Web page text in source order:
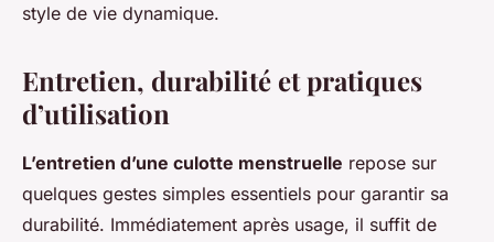
style de vie dynamique.
Entretien, durabilité et pratiques
d’utilisation
L’entretien d’une culotte menstruelle repose sur
quelques gestes simples essentiels pour garantir sa
durabilité. Immédiatement après usage, il suffit de